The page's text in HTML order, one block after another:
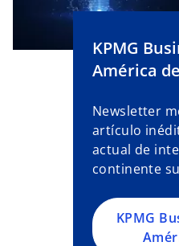
KPMG
América
Newsletter
artículo
actual de
continente
KPMG